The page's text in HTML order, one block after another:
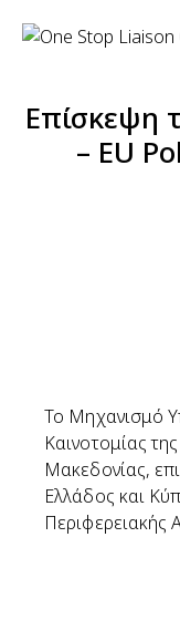
Επίσκεψη
– EU
To Μηχανισμό
Καινοτομίας
Μακεδονίας,
Ελλάδος και
Περιφερειακής